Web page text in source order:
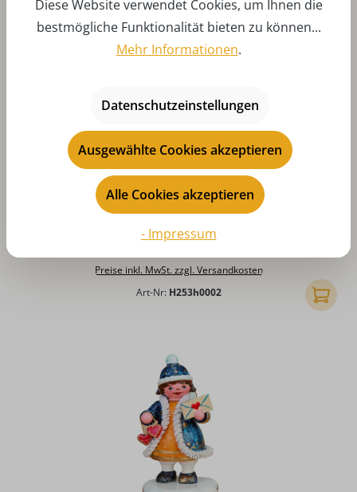
Durchschnittliche Bewertung von 5 von 5 Sternen
Winterkinder - Winterlandschaft, 48 cm, farbig von
Preise inkl. MwSt. zzgl. Versandkosten
Art-Nr: H253h0002 In den
Diese Website verwendet Cookies, um Ihnen die
bestmögliche Funktionalität bieten zu können...
Mehr Informationen.
Datenschutzeinstellungen
Ausgewählte Cookies akzeptieren
Alle Cookies akzeptieren
- Impressum